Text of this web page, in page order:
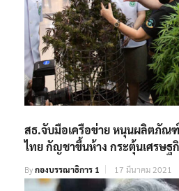
สธ.จับมือเครือข่าย หนุนผลิตภัณ
ไทย กัญชาขึ้นห้าง กระตุ้นเศรษฐ
Byกองบรรณาธิการ 1 17 มีนาคม 2021